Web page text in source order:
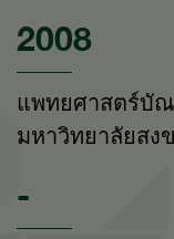
2008
แพทยศาสตร์บั
มหาวิทยาลัยสง
-